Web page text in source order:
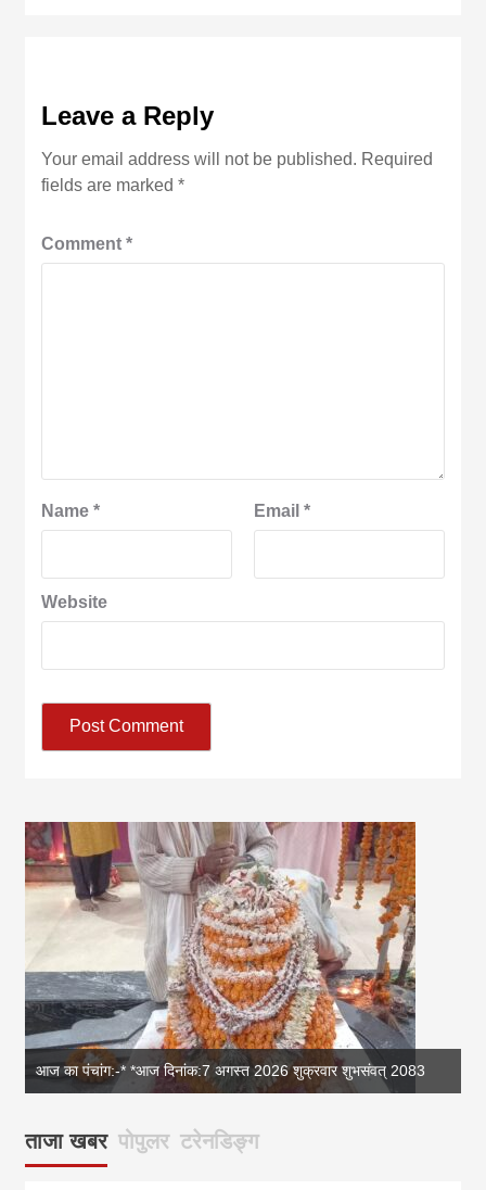
Leave a Reply
Your email address will not be published. Required
fields are marked*
Comment*
Name* Email *
Website
आज का पंचांग:-* *आज दिनांक:7 अगस्त 2026 शुक्रवार शुभसंवत् 2083
ताजा खबर पोपुलर टरेनडिङ्ग